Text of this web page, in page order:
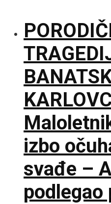
izbo
svađe –
podlegao